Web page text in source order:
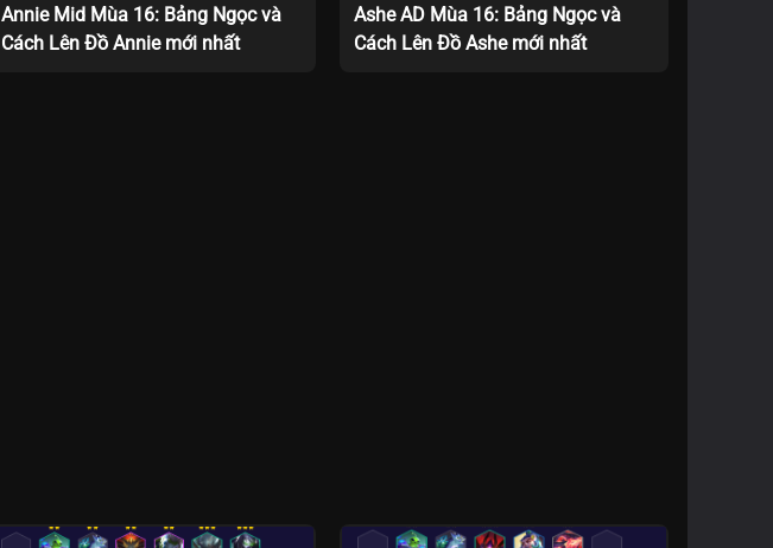
Annie Mid Mùa 16: Bảng Ngọc và
Cách Lên Đồ Annie mới nhất
Ashe AD Mùa 16: Bảng Ngọc và
Cách Lên Đồ Ashe mới nhất